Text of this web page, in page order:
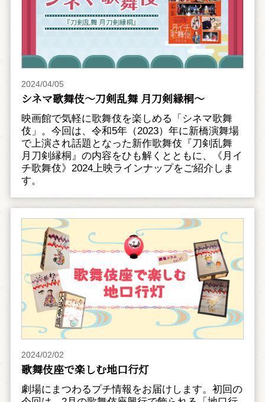
2024/04/05
シネマ歌舞伎～刀剣乱舞 月刀剣縁桐～
映画館で気軽に歌舞伎を楽しめる「シネマ歌舞
伎」。今回は、令和5年（2023）年に新橋演舞場
で上演され話題となった新作歌舞伎『刀剣乱舞
月刀剣縁桐』の内容をひも解くとともに、《月イ
チ歌舞伎》2024上映ラインナップをご紹介しま
す。
2024/02/02
歌舞伎座で楽しむ地口行灯
劇場にまつわるプチ情報をお届けします。初回の